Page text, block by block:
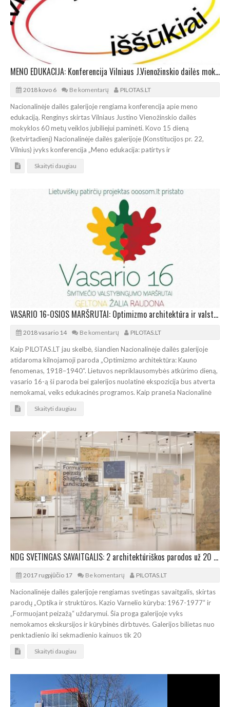
MENO EDUKACIJA: Konferencija Vilniaus J.Vienožinskio dailės mokyklos jubiliejui paminėti
2018 kovo 6 Be komentarų PILOTAS.LT
Nacionalinėje dailės galerijoje rengiama konferencija apie meno
edukaciją. Renginys skirtas Vilniaus Justino Vienožinskio dailės
mokyklos 60 metų veiklos jubiliejui paminėti. Kovo 15 dieną
(ketvirtadienį) Nacionalinėje dailės galerijoje (Konstitucijos pr. 22,
Vilnius) įvyks konferencija „Meno edukacija: patirtys ir
Skaityti daugiau
VASARIO 16-OSIOS MARŠRUTAI: Optimizmo architektūra ir valstybingumo idėjos
2018 vasario 14 Be komentarų PILOTAS.LT
Kaip PILOTAS.LT jau skelbė, šiandien Nacionalinėje dailės galerijoje
atidaroma kilnojamoji paroda „Optimizmo architektūra: Kauno
fenomenas, 1918–1940“. Lietuvos nepriklausomybės atkūrimo dieną,
vasario 16-ą ši paroda bei galerijos nuolatinė ekspozicija bus atverta
nemokamai, veiks edukacinės programos. Kaip praneša Nacionalinė
Skaityti daugiau
NDG SVETINGAS SAVAITGALIS: 2 architektūriškos parodos už 20 centų
2017 rugpjūčio 17 Be komentarų PILOTAS.LT
Nacionalinėje dailės galerijoje rengiamas svetingas savaitgalis, skirtas
parodų „Optika ir struktūros. Kazio Varnelio kūryba: 1967-1977“ ir
„Formuojant peizažą“ uždarymui. Šia proga galerijoje vyks
nemokamos ekskursijos ir kūrybinės dirbtuvės. Galerijos bilietas nuo
penktadienio iki sekmadienio kainuos tik 20
Skaityti daugiau